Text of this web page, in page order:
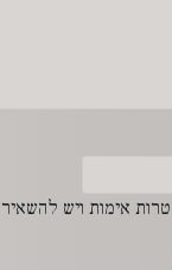
אימות ויש להשאיר